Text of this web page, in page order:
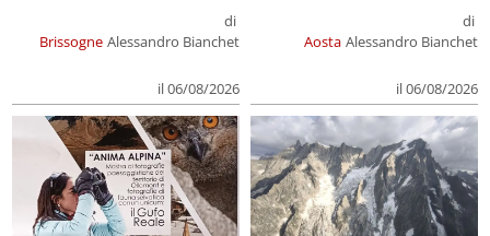
Brissogne
di
Alessandro Bianchet
il 06/08/2026
Aosta
di
Alessandro Bianchet
il 06/08/2026